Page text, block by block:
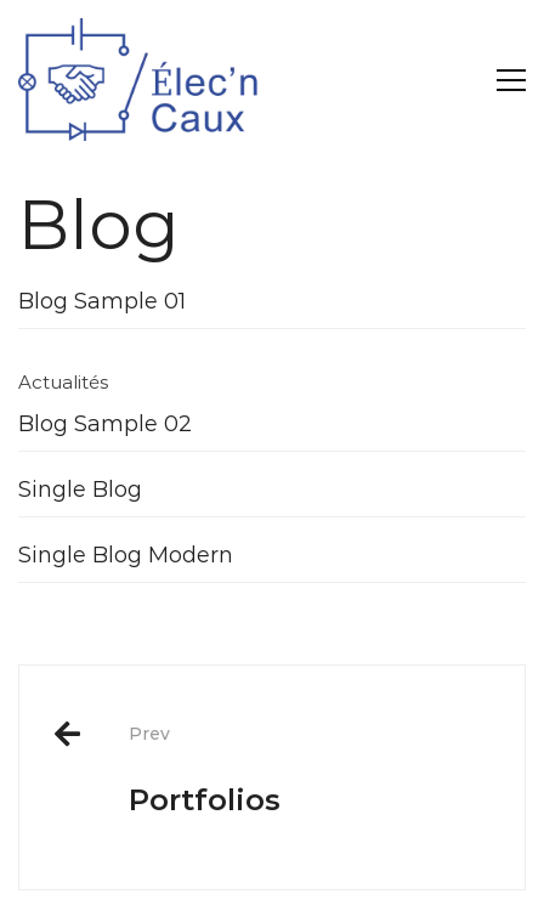
Blog
Blog Sample 01
Actualités
Blog Sample 02
Single Blog
Single Blog Modern
navigation
Prev
Portfolios